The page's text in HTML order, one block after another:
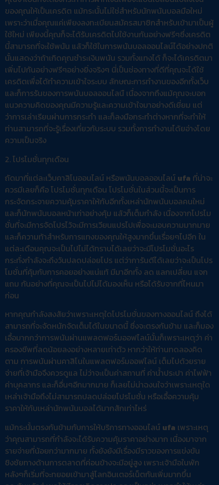
ของคุณให้เป็นเครดิต แม้กระนั้นไม่ใช่สำหรับนักพนันบอลมือใหม่
เพราะว่าเมื่อคุณแค่เพียงลงทะเบียนสมัครสมาชิกสำหรับเข้ามาเป็นผู้
ใช้ใหม่ เพียงนี้คุณก็จะได้รับเครดิตไปใช้งานกันอย่างฟรีๆซึ่งเครดิต
นี้สามารถที่จะใช้พนัน แล้วก็ใช้ในการพนันบอลออนไลน์ได้อย่างปกติ
นั้นแสดงว่าถ้าเกิดคุณชำระเงินพนัน รวมทั้งแทงได้ ก็จะได้เครดิตมา
เพิ่มไปกันอย่างฟรีๆอย่างยิ่งจริงๆ นี่เป็นช่องทางที่ดีที่คุณจะได้ใช้
เครดิตเพื่อได้ทำความเข้าใจระบบ ลักษณะการทำงานของอีกทั้งเว็บ
และก็การรันของการพนันบอลออนไลนื เนื่องจากถึงแม้คุณจะบอก
แนวความคิดของคุณมีความรู้และความเข้าใจมาอย่างดีเยี่ยม แต่
ว่าการเล่าเรียนผ่านการกระทำ และก็ลงมือกระทำต่างหากที่จะทำให้
ท่านสามารถที่จะรู้เรื่องเกี่ยวกับระบบ รวมทั้งการทำงานได้ยอ่างโดย
ความเป็นจริง
2. โปรโมชั่นทุกเดือน
ถัดมาที่แต่ละเว็บคาสิโนออนไลน์ หรือพนันบอลออนไลน์ ufa ที่น่าจะ
ควรมีเลยก็คือ โปรโมชั่นทุกเดือน โปรโมชั่นในส่วนนี้จะเป็นการ
กระจัดกระจายความคุ้มราคาให้กับอีกทั้งเหล่านักพนันบอลคนใหม่
และก็นักพนันบอลหน้าเก่าอย่างคุ้ม แล้วก็เต็มกำลัง เนื่องจากโปรโม
ชั่นที่จะมีการจัดโปรไว้จะมีการเวียนแปรไปเพื่อจะมอบความมากมาย
และก็ความท้าสำหรับการแทงของคุณให้สูงมากขึ้นเรื่อยๆไปอีก ใน
แต่ละเดือนคุณจะเป็นไปไม่ได้ทราบได้เลยว่าจะมีโปรโมชั่นอะไร
กระทั่งกำลังจะถึงวันปลดปล่อยโปร แต่ว่าการันตีได้เลยว่าจะเป็นโปร
โมชั่นที่คุ้มกับการคอยอย่างแน่แท้ มีมาอีกทั้ง ลด แลกเปลี่ยน แจก
แถม กันอย่างที่คุณจะเป็นไปไม่ได้มองเห็น หรือได้รับจากที่ไหนมา
ก่อน
หากคุณกำลังสงสัยว่าเพราะเหตุใดโปรโมชั่นของทางออนไลน์ ถึงได้
สามารถที่จะจัดหนักจัดเต็มได้ในขนาดนี้ ซึ่งจะตรงกันข้าม และก็มอง
เอื้อมากกว่าการพนันผ่านแพลตฟอร์มออฟไลน์นั้นก็เพราะเหตุว่า ค่า
ครองชีพที่ลดน้อยลงอย่างหลายเท่าตัว หากว่าให้ท่านทดลองคิด
ตาม การพนันผ่านคาสิโนในแพลตฟอร์มออฟไลน์ เต็มไปด้วยราย
จ่ายที่เจ้ามือจึงควรดูแล ไม่ว่าจะเป็นค่าสถานที่ ค่าน้ำประปา ค่าไฟฟ้า
ค่าบุคลากร และก็อื่นๆอีกมากมาย ก็เลยไม่น่าฉงนใจว่าเพราะเหตุใด
เหล่าเจ้ามือถึงไม่สามารถปลดปล่อยโปรโมชั่น หรือเอื้อความคุ้ม
ราคาให้กับเหล่านักพนันบอลได้มากสักเท่าไหร่
แม้กระนั้นตรงกันข้ามกับการให้บริการทางออนไลน์ ufa เพราะเหตุ
ว่าคุณสามารถที่กำลังจะได้รับความคุ้มราคาอย่างมาก เนื่องมาจาก
รายจ่ายที่น้อยกว่ามากมาย ทั้งยังยังมีเรื่องมีราวของการแข่งขัน
ชิงชัยทางด้านการตลาดที่ค่อนข้างจะมีอยู่สูง เพราะเจ้ามือในพัก
หลังๆก็เริ่มที่จะทยอยเข้ามาสู่โลกอินเตอร์เน็ตกันเพิ่มมากขึ้น